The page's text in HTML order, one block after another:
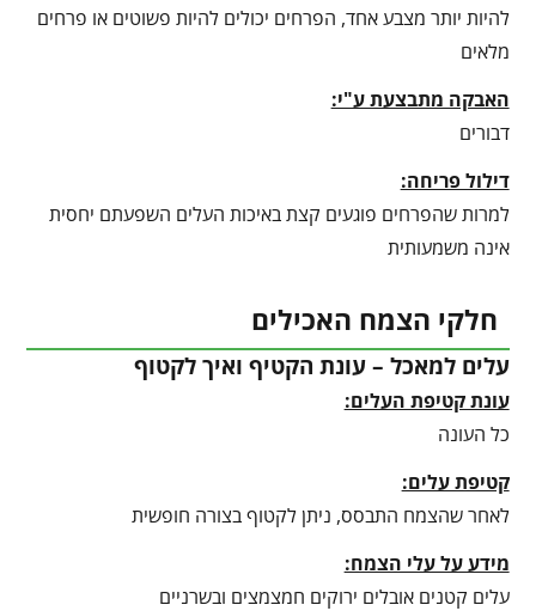
להיות יותר מצבע אחד, הפרחים יכולים להיות פשוטים או פרחים
מלאים
האבקה מתבצעת ע"י:
דבורים
דילול פריחה:
למרות שהפרחים פוגעים קצת באיכות העלים השפעתם יחסית
אינה משמעותית
חלקי הצמח האכילים
עלים למאכל – עונת הקטיף ואיך לקטוף
עונת קטיפת העלים:
כל העונה
קטיפת עלים:
לאחר שהצמח התבסס, ניתן לקטוף בצורה חופשית
מידע על עלי הצמח:
עלים קטנים אובלים ירוקים חמצמצים ובשרניים